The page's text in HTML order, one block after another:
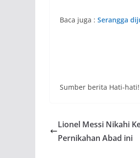
Baca juga : Serangga
Sumber berita Hati-
Lionel Messi Nikahi
Pernikahan Abad ini